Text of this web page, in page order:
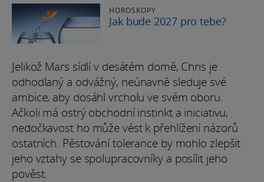
HOROSKOPY
Jak bude 2027 pro tebe?
Jelikož Mars sídlí v desátém domě, Chris je
odhodlaný a odvážný, neúnavně sleduje své
ambice, aby dosáhl vrcholu ve svém oboru.
Ačkoli má ostrý obchodní instinkt a iniciativu,
nedočkavost ho může vést k přehlížení názorů
ostatních. Pěstování tolerance by mohlo zlepšit
jeho vztahy se spolupracovníky a posílit jeho
pověst.